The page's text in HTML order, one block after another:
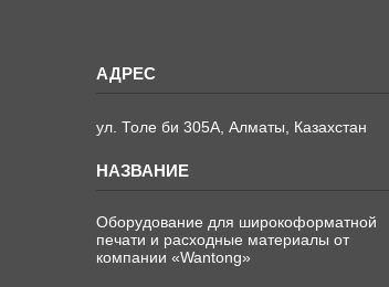
ул. Толе би 305А, Алматы, Казахстан
Оборудование для широкоформатной
печати и расходные материалы от
компании «Wantong»